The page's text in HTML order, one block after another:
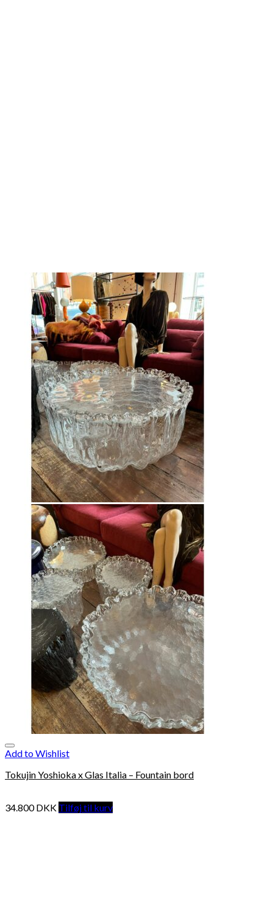
Add to Wishlist
Tokujin Yoshioka x Glas Italia – Fountain bord
34.800DKK Tilføj til kurv